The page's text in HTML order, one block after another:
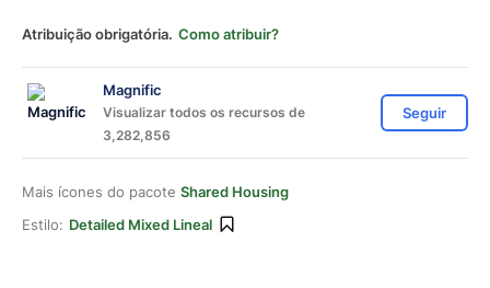
Atribuição obrigatória. Como atribuir?
Magnific
Visualizar todos os recursos de
3,282,856
Seguir
Mais ícones do pacote Shared Housing
Estilo: Detailed Mixed Lineal